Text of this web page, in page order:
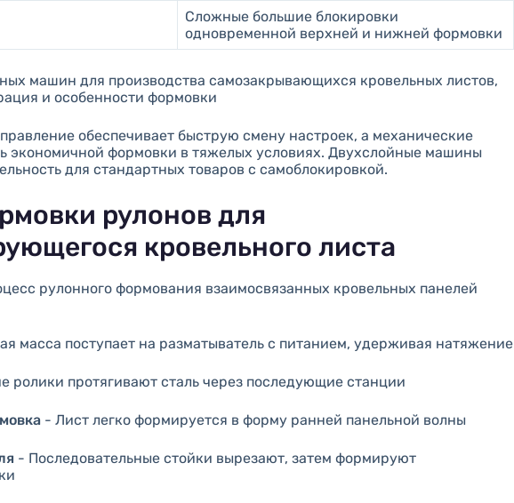
Сложные большие блокировки
одновременной верхней и нижней формовки
машин для производства самозакрывающихся кровельных листов,
и особенности формовки
обеспечивает быструю смену настроек, а механические
экономичной формовки в тяжелых условиях. Двухслойные машины
для стандартных товаров с самоблокировкой.
рулонов для
кровельного листа
рулонного формования взаимосвязанных кровельных панелей
масса поступает на разматыватель с питанием, удерживая натяжение
ролики протягивают сталь через последующие станции
- Лист легко формируется в форму ранней панельной волны
- Последовательные стойки вырезают, затем формируют